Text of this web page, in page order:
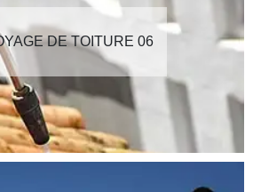
DE TOITURE 06